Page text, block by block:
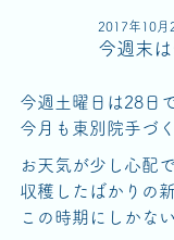
2017年10月
今週末
今週土曜日は28日
今月も東別院手づ
お天気が少し心配
収穫したばかりの
この時期にしかな